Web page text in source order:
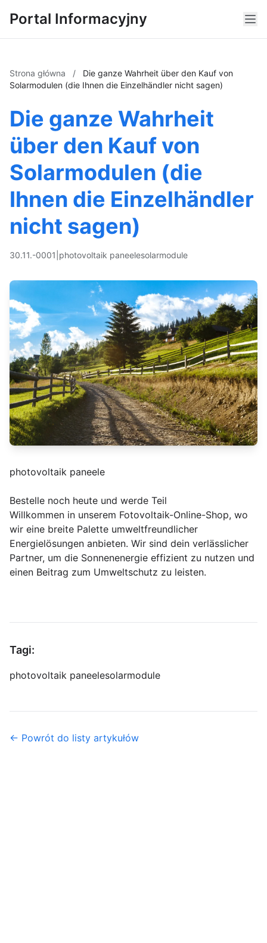
Portal Informacyjny
Strona główna /
Die ganze Wahrheit über den Kauf von
Solarmodulen (die Ihnen die Einzelhändler nicht sagen)
Die ganze Wahrheit
über den Kauf von
Solarmodulen (die
Ihnen die Einzelhändler
nicht sagen)
30.11.-0001 photovoltaik paneelesolarmodule
photovoltaik paneele
Bestelle noch heute und werde Teil
Willkommen in unserem Fotovoltaik-Online-Shop, wo
wir eine breite Palette umweltfreundlicher
Energielösungen anbieten. Wir sind dein verlässlicher
Partner, um die Sonnenenergie effizient zu nutzen und
einen Beitrag zum Umweltschutz zu leisten.
Tagi:
photovoltaik paneelesolarmodule
← Powrót do listy artykułów